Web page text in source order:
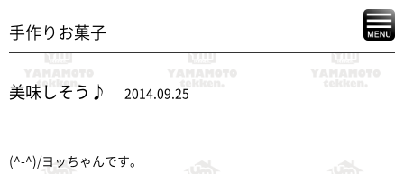
手作りお菓子
美味しそう♪ 2014.09.25
(^-^)/ヨッちゃんです。